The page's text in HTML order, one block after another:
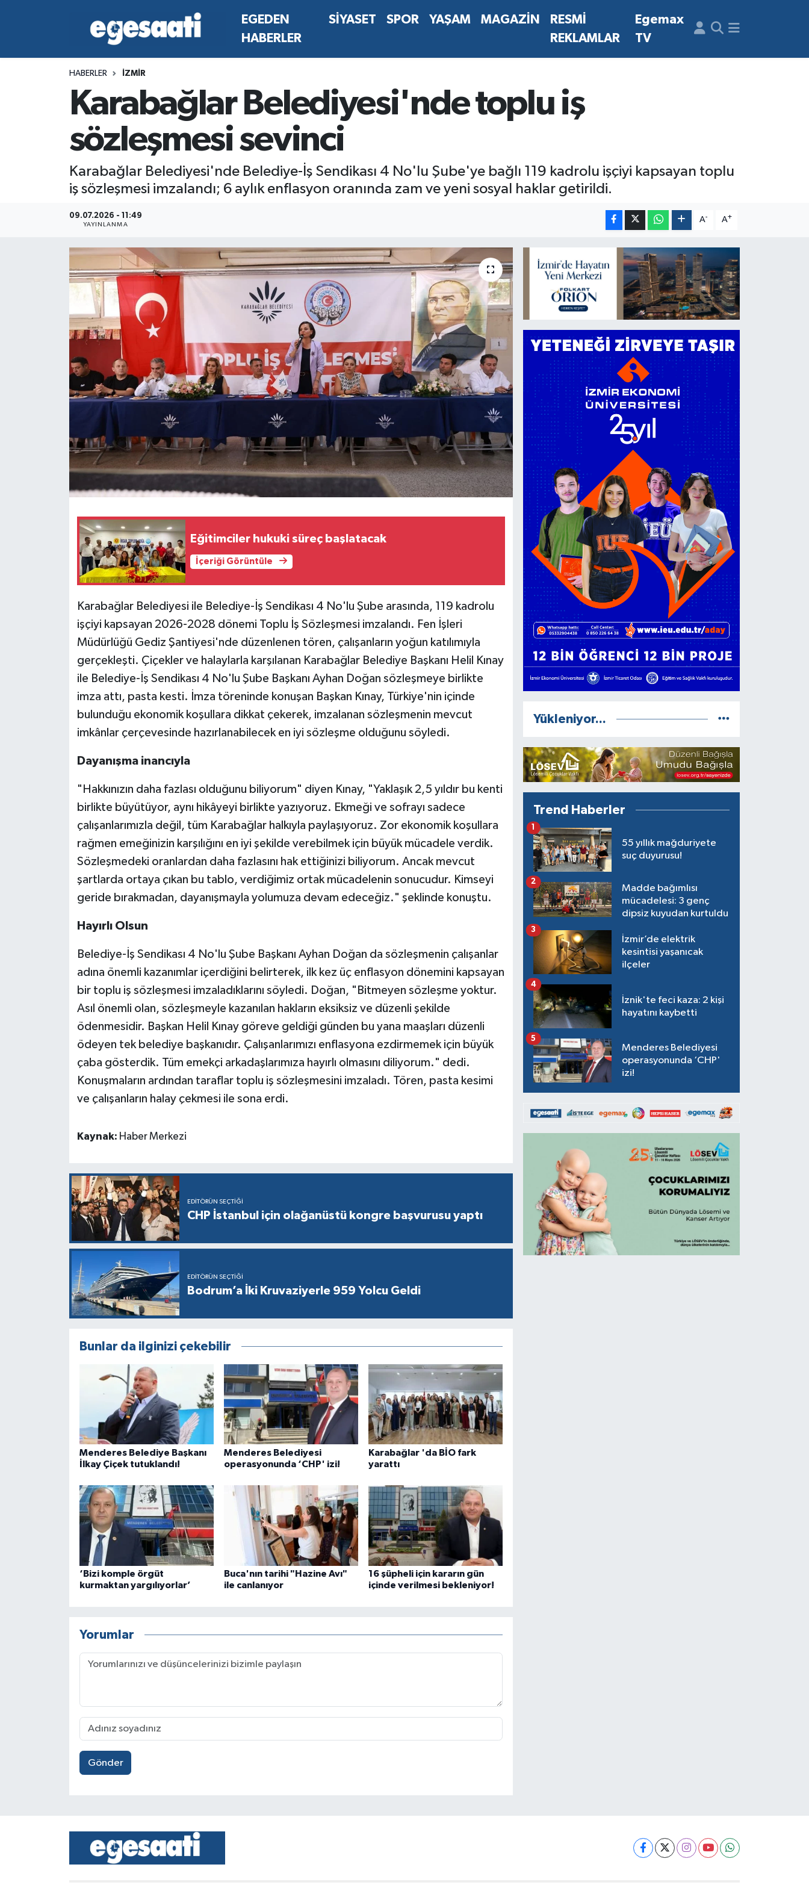
EGEDEN
HABERLER
SİYASET SPOR YAŞAM MAGAZİN
RESMİ
REKLAMLAR
Egemax
TV
HABERLER İZMİR
Karabağlar Belediyesi'nde toplu iş
sözleşmesi sevinci
Karabağlar Belediyesi'nde Belediye-İş Sendikası 4 No'lu Şube'ye bağlı 119 kadrolu işçiyi kapsayan toplu
iş sözleşmesi imzalandı; 6 aylık enflasyon oranında zam ve yeni sosyal haklar getirildi.
09.07.2026 - 11:49
YAYINLANMA
A- A+
Eğitimciler hukuki süreç başlatacak
İçeriği Görüntüle
Karabağlar Belediyesi ile Belediye-İş Sendikası 4 No'lu Şube arasında, 119 kadrolu
işçiyi kapsayan 2026-2028 dönemi Toplu İş Sözleşmesi imzalandı. Fen İşleri
Müdürlüğü Gediz Şantiyesi'nde düzenlenen tören, çalışanların yoğun katılımıyla
gerçekleşti. Çiçekler ve halaylarla karşılanan Karabağlar Belediye Başkanı Helil Kınay
ile Belediye-İş Sendikası 4 No'lu Şube Başkanı Ayhan Doğan sözleşmeye birlikte
imza attı, pasta kesti. İmza töreninde konuşan Başkan Kınay, Türkiye'nin içinde
bulunduğu ekonomik koşullara dikkat çekerek, imzalanan sözleşmenin mevcut
imkânlar çerçevesinde hazırlanabilecek en iyi sözleşme olduğunu söyledi.
Dayanışma inancıyla
"Hakkınızın daha fazlası olduğunu biliyorum" diyen Kınay, "Yaklaşık 2,5 yıldır bu kenti
birlikte büyütüyor, aynı hikâyeyi birlikte yazıyoruz. Ekmeği ve sofrayı sadece
çalışanlarımızla değil, tüm Karabağlar halkıyla paylaşıyoruz. Zor ekonomik koşullara
rağmen emeğinizin karşılığını en iyi şekilde verebilmek için büyük mücadele verdik.
Sözleşmedeki oranlardan daha fazlasını hak ettiğinizi biliyorum. Ancak mevcut
şartlarda ortaya çıkan bu tablo, verdiğimiz ortak mücadelenin sonucudur. Kimseyi
geride bırakmadan, dayanışmayla yolumuza devam edeceğiz." şeklinde konuştu.
Hayırlı Olsun
Belediye-İş Sendikası 4 No'lu Şube Başkanı Ayhan Doğan da sözleşmenin çalışanlar
adına önemli kazanımlar içerdiğini belirterek, ilk kez üç enflasyon dönemini kapsayan
bir toplu iş sözleşmesi imzaladıklarını söyledi. Doğan, "Bitmeyen sözleşme yoktur.
Asıl önemli olan, sözleşmeyle kazanılan hakların eksiksiz ve düzenli şekilde
ödenmesidir. Başkan Helil Kınay göreve geldiği günden bu yana maaşları düzenli
ödeyen tek belediye başkanıdır. Çalışanlarımızı enflasyona ezdirmemek için büyük
çaba gösterdik. Tüm emekçi arkadaşlarımıza hayırlı olmasını diliyorum." dedi.
Konuşmaların ardından taraflar toplu iş sözleşmesini imzaladı. Tören, pasta kesimi
ve çalışanların halay çekmesi ile sona erdi.
Kaynak: Haber Merkezi
EDITÖRÜN SEÇTIĞI
CHP İstanbul için olağanüstü kongre başvurusu yaptı
EDITÖRÜN SEÇTIĞI
Bodrum’a İki Kruvaziyerle 959 Yolcu Geldi
Bunlar da ilginizi çekebilir
Menderes Belediye Başkanı
İlkay Çiçek tutuklandı!
Menderes Belediyesi
operasyonunda ‘CHP' izi!
Karabağlar 'da BİO fark
yarattı
‘Bizi komple örgüt
kurmaktan yargılıyorlar’
Buca'nın tarihi "Hazine Avı"
ile canlanıyor
16 şüpheli için kararın gün
içinde verilmesi bekleniyor!
Yorumlar
Gönder
Yükleniyor...
Trend Haberler
55 yıllık mağduriyete
suç duyurusu!
1
Madde bağımlısı
mücadelesi: 3 genç
dipsiz kuyudan kurtuldu
2
İzmir’de elektrik
kesintisi yaşanıcak
ilçeler
3
İznik'te feci kaza: 2 kişi
hayatını kaybetti
4
Menderes Belediyesi
operasyonunda ‘CHP'
izi!
5
MAGAZİN
RESMİ REKLAMLAR
EGEDEN HABERLER
SİYASET
MAGAZİN
RESMİ REKLAMLAR
Egemax TV
Trafik Durumu
Süper Lig Puan Durumu ve Fikstür
Tüm Manşetler
Son Dakika Haberleri
Haber Arşivi